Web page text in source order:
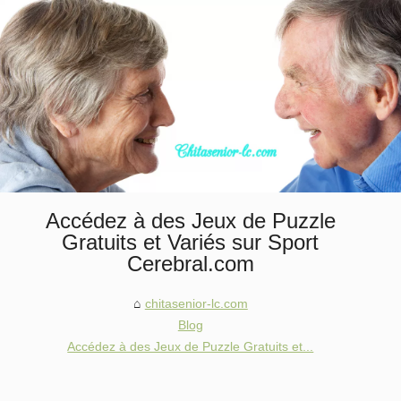
Accédez à des Jeux de Puzzle
Gratuits et Variés sur Sport
Cerebral.com
chitasenior-lc.com
Blog
Accédez à des Jeux de Puzzle Gratuits et...